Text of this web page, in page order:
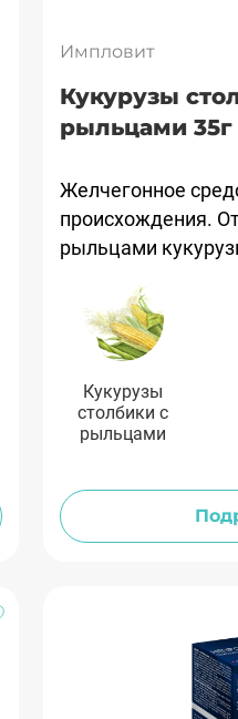
Импловит
Кукурузы
рыльцами
Желчегонное
происхождения.
рыльцами
диурети­ческими
Кукурузы
столбики с
рыльцами